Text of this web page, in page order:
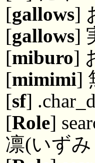
[gallows]
[gallows]
[miburo]
[mimimi]
[sf]
[Role]
凛(いず